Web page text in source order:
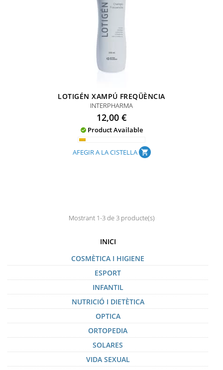
LOTIGÉN XAMPÚ FREQÜÈNCIA
INTERPHARMA
Preu
12,00 €
 Product Available
AFEGIR A LA CISTELLA shopping_cart
Mostrant 1-3 de 3 producte(s)
INICI
COSMÈTICA I HIGIENE
ESPORT
INFANTIL
NUTRICIÓ I DIETÈTICA
OPTICA
ORTOPEDIA
SOLARES
VIDA SEXUAL